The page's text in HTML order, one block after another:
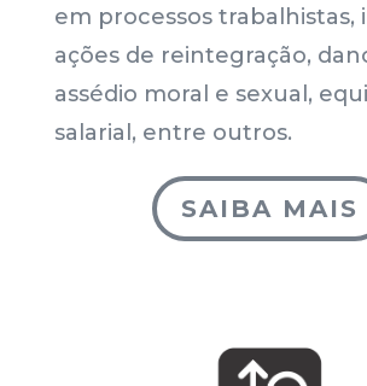
em processos trabalhistas,
ações de reintegração,
assédio moral e sexual,
salarial, entre outros.
SAIBA MAIS